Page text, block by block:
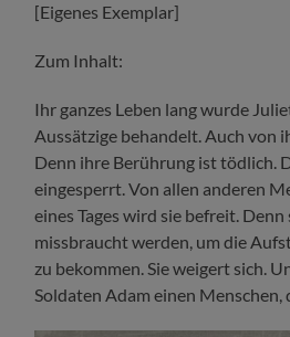
[Eigenes Exemplar]
Zum Inhalt:
Ihr ganzes Leben lang wurde
Aussätzige behandelt. Auch von
Denn ihre Berührung ist tödlich.
eingesperrt. Von allen anderen
eines Tages wird sie befreit. Denn
missbraucht werden, um die
zu bekommen. Sie weigert sich.
Soldaten Adam einen